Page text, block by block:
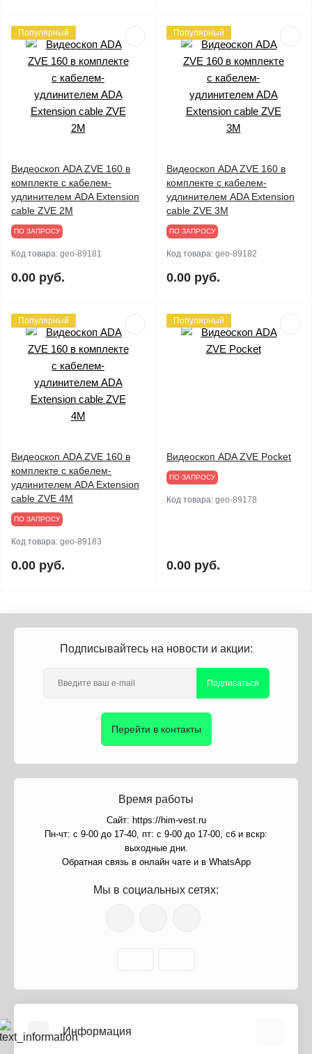
Популярный
Видеоскоп ADA ZVE 160 в
комплекте с кабелем-
удлинителем ADA Extension
cable ZVE 2M
ПО ЗАПРОСУ
Код товара: geo-89181
0.00 руб.
Популярный
Видеоскоп ADA ZVE 160 в
комплекте с кабелем-
удлинителем ADA Extension
cable ZVE 3M
ПО ЗАПРОСУ
Код товара: geo-89182
0.00 руб.
Популярный
Видеоскоп ADA ZVE 160 в
комплекте с кабелем-
удлинителем ADA Extension
cable ZVE 4M
ПО ЗАПРОСУ
Код товара: geo-89183
0.00 руб.
Популярный
Видеоскоп ADA ZVE Pocket
ПО ЗАПРОСУ
Код товара: geo-89178
0.00 руб.
Подписывайтесь на новости и акции:
Подписаться
Перейти в контакты
Время работы
Сайт: https://him-vest.ru
Пн-чт: с 9-00 до 17-40, пт: с 9-00 до 17-00, сб и вскр:
выходные дни.
Обратная связь в онлайн чате и в WhatsApp
Мы в социальных сетях:
Информация